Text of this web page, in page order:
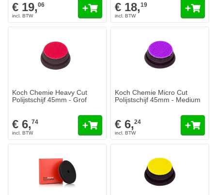
€ 19,06 € 18,19
Koch Chemie Heavy Cut
Polijstschijf 45mm - Grof
€ 6,74
Koch Chemie Micro Cut
Polijstschijf 45mm - Medium
€ 6,24